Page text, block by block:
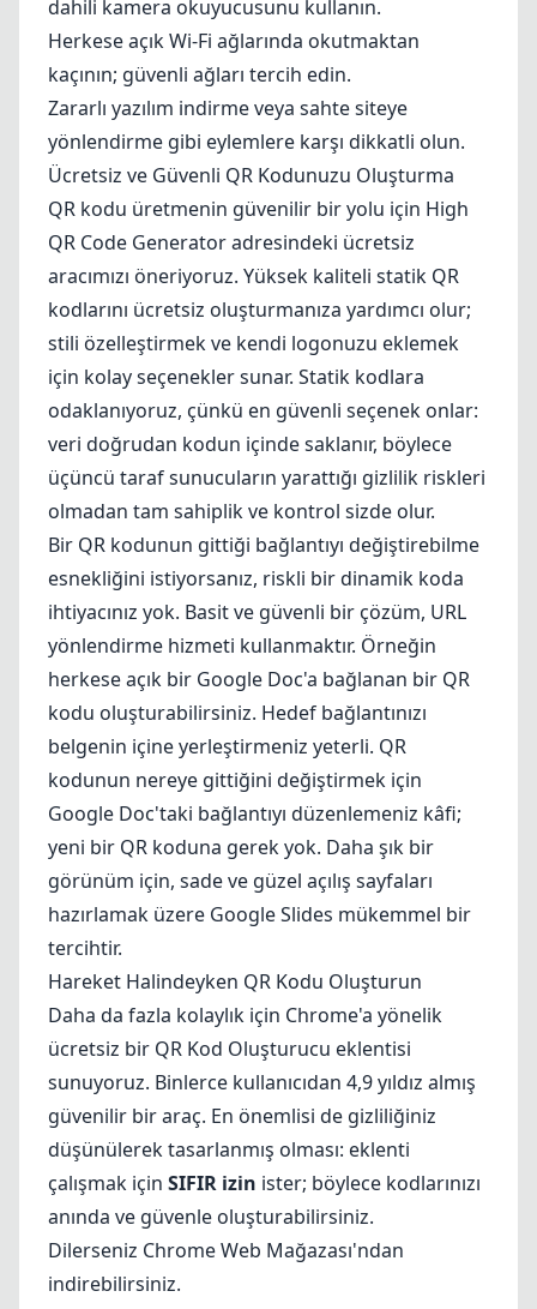
dahili kamera okuyucusunu kullanın.
Herkese açık Wi-Fi ağlarında okutmaktan
kaçının; güvenli ağları tercih edin.
Zararlı yazılım indirme veya sahte siteye
yönlendirme gibi eylemlere karşı dikkatli olun.
Ücretsiz ve Güvenli QR Kodunuzu Oluşturma
QR kodu üretmenin güvenilir bir yolu için High
QR Code Generatoradresindeki ücretsiz
aracımızı öneriyoruz. Yüksek kaliteli statik QR
kodlarını ücretsiz oluşturmanıza yardımcı olur;
stili özelleştirmek ve kendi logonuzu eklemek
için kolay seçenekler sunar. Statik kodlara
odaklanıyoruz, çünkü en güvenli seçenek onlar:
veri doğrudan kodun içinde saklanır, böylece
üçüncü taraf sunucuların yarattığı gizlilik riskleri
olmadan tam sahiplik ve kontrol sizde olur.
Bir QR kodunun gittiği bağlantıyı değiştirebilme
esnekliğini istiyorsanız, riskli bir dinamik koda
ihtiyacınız yok. Basit ve güvenli bir çözüm, URL
yönlendirme hizmeti kullanmaktır. Örneğin
herkese açık bir Google Doc'a bağlanan bir QR
kodu oluşturabilirsiniz. Hedef bağlantınızı
belgenin içine yerleştirmeniz yeterli. QR
kodunun nereye gittiğini değiştirmek için
Google Doc'taki bağlantıyı düzenlemeniz kâfi;
yeni bir QR koduna gerek yok. Daha şık bir
görünüm için, sade ve güzel açılış sayfaları
hazırlamak üzere Google Slides mükemmel bir
tercihtir.
Hareket Halindeyken QR Kodu Oluşturun
Daha da fazla kolaylık için Chrome'a yönelik
ücretsiz bir QR Kod Oluşturucu eklentisi
sunuyoruz. Binlerce kullanıcıdan 4,9 yıldız almış
güvenilir bir araç. En önemlisi de gizliliğiniz
düşünülerek tasarlanmış olması: eklenti
çalışmak için SIFIR izin ister; böylece kodlarınızı
anında ve güvenle oluşturabilirsiniz.
Dilerseniz Chrome Web Mağazası'ndan
indirebilirsiniz.